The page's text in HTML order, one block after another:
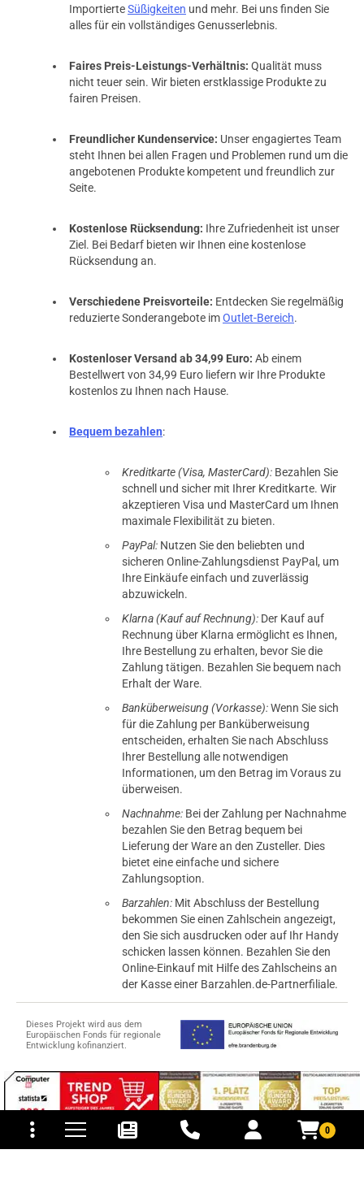
0
und Versandkosten
ImportierteSüßigkeiten und mehr. Bei uns finden Sie
alles für ein vollständiges Genusserlebnis.
Faires Preis-Leistungs-Verhältnis: Qualität muss
nicht teuer sein. Wir bieten erstklassige Produkte zu
fairen Preisen.
Freundlicher Kundenservice: Unser engagiertes Team
steht Ihnen bei allen Fragen und Problemen rund um die
angebotenen Produkte kompetent und freundlich zur
Seite.
Kostenlose Rücksendung: Ihre Zufriedenheit ist unser
Ziel. Bei Bedarf bieten wir Ihnen eine kostenlose
Rücksendung an.
Verschiedene Preisvorteile: Entdecken Sie regelmäßig
reduzierte Sonderangebote imOutlet-Bereich.
Kostenloser Versand ab 34,99 Euro: Ab einem
Bestellwert von 34,99 Euro liefern wir Ihre Produkte
kostenlos zu Ihnen nach Hause.
Bequem bezahlen:
Kreditkarte (Visa, MasterCard): Bezahlen Sie
schnell und sicher mit Ihrer Kreditkarte. Wir
akzeptieren Visa und MasterCard um Ihnen
maximale Flexibilität zu bieten.
PayPal: Nutzen Sie den beliebten und
sicheren Online-Zahlungsdienst PayPal, um
Ihre Einkäufe einfach und zuverlässig
abzuwickeln.
Klarna (Kauf auf Rechnung): Der Kauf auf
Rechnung über Klarna ermöglicht es Ihnen,
Ihre Bestellung zu erhalten, bevor Sie die
Zahlung tätigen. Bezahlen Sie bequem nach
Erhalt der Ware.
Banküberweisung (Vorkasse):Wenn Sie sich
für die Zahlung per Banküberweisung
entscheiden, erhalten Sie nach Abschluss
Ihrer Bestellung alle notwendigen
Informationen, um den Betrag im Voraus zu
überweisen.
Nachnahme: Bei der Zahlung per Nachnahme
bezahlen Sie den Betrag bequem bei
Lieferung der Ware an den Zusteller. Dies
bietet eine einfache und sichere
Zahlungsoption.
Barzahlen: Mit Abschluss der Bestellung
bekommen Sie einen Zahlschein angezeigt,
den Sie sich ausdrucken oder auf Ihr Handy
schicken lassen können. Bezahlen Sie den
Online-Einkauf mit Hilfe des Zahlscheins an
der Kasse einer Barzahlen.de-Partnerfiliale.
Dieses Projekt wird aus dem
Europäischen Fonds für regionale
Entwicklung kofinanziert.
© 2015-2026 PB-ViGoods GmbH